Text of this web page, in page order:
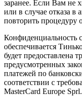
заранее. Если Вам не
или в случае отказа
повторить процедуру
Конфиденциальность
обеспечивается
будет предоставлена
предусмотренных
платежей по
соответствии с
MasterCard Europe Sprl.